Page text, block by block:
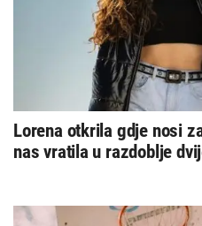
Lorena otkrila gdje nosi
nas vratila u razdoblje